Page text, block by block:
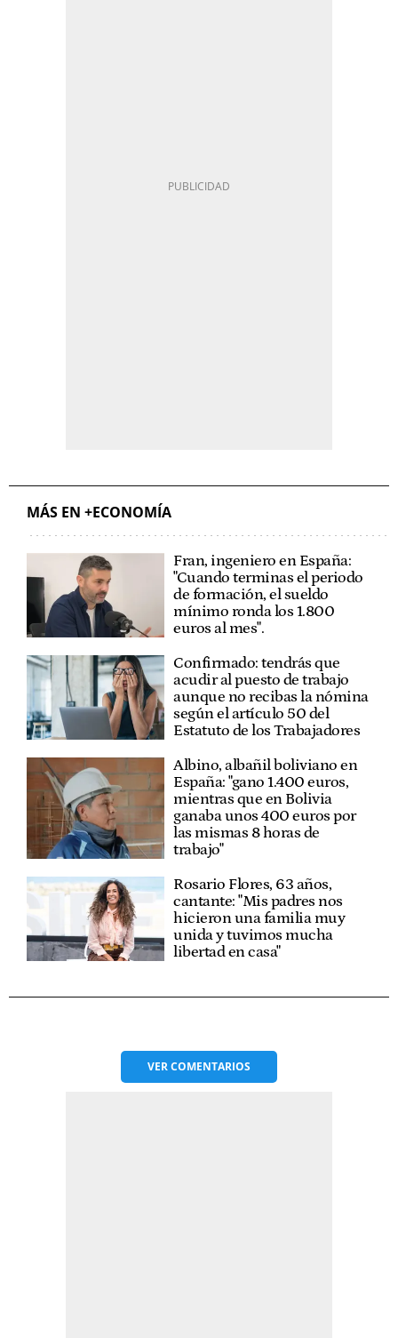
MÁS EN +ECONOMÍA
Fran, ingeniero en España:
"Cuando terminas el periodo
de formación, el sueldo
mínimo ronda los 1.800
euros al mes".
Confirmado: tendrás que
acudir al puesto de trabajo
aunque no recibas la nómina
según el artículo 50 del
Estatuto de los Trabajadores
Albino, albañil boliviano en
España: "gano 1.400 euros,
mientras que en Bolivia
ganaba unos 400 euros por
las mismas 8 horas de
trabajo"
Rosario Flores, 63 años,
cantante: "Mis padres nos
hicieron una familia muy
unida y tuvimos mucha
libertad en casa"
VERCOMENTARIOS